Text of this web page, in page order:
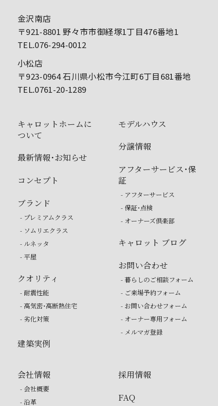
金沢南店
〒921-8801 野々市市御経塚1丁目476番地1
TEL.076-294-0012
小松店
〒923-0964 石川県小松市今江町6丁目681番地
TEL.0761-20-1289
キャロットホームに
ついて
最新情報・お知らせ
コンセプト
ブランド
- プレミアムクラス
- ソムリエクラス
- ルネッタ
- 平屋
クオリティ
- 耐震性能
- 高気密・高断熱住宅
- 劣化対策
建築実例
モデルハウス
分譲情報
アフターサービス・保
証
- アフターサービス
- 保証・点検
- オーナーズ倶楽部
キャロット ブログ
お問い合わせ
- 暮らしのご相談フォーム
- ご来場予約フォーム
- お問い合わせフォーム
- オーナー専用フォーム
- メルマガ登録
会社情報
- 会社概要
- 沿革
採用情報
FAQ